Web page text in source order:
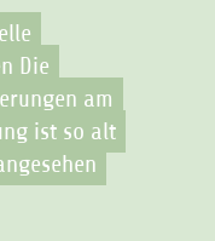
Die
am
ist so alt